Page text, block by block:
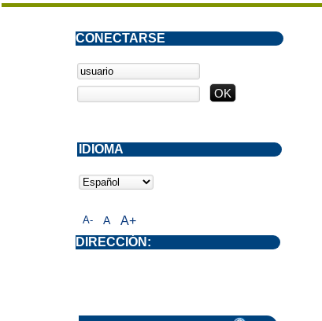
A- A A+
CONECTARSE
DIRECCIÓN:
IDIOMA